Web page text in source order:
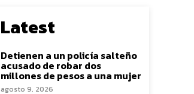
Latest
Detienen a un policía salteño
acusado de robar dos
millones de pesos a una mujer
agosto 9, 2026